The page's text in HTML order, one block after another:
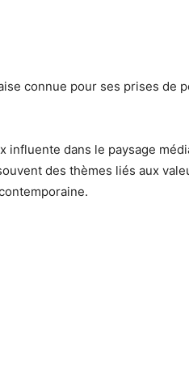
connue pour ses prises de
influente dans le paysage
des thèmes liés aux